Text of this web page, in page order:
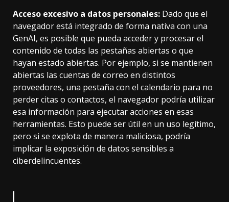
Acceso excesivo a datos personales: Dado que el
navegador está integrado de forma nativa con una
GenAI, es posible que pueda acceder y procesar el
contenido de todas las pestañas abiertas o que
hayan estado abiertas. Por ejemplo, si se mantienen
abiertas las cuentas de correo en distintos
proveedores, una pestaña con el calendario para no
perder citas o contactos, el navegador podría utilizar
esa información para ejecutar acciones en esas
herramientas. Esto puede ser útil en un uso legítimo,
pero si se explota de manera maliciosa, podría
implicar la exposición de datos sensibles a
ciberdelincuentes.